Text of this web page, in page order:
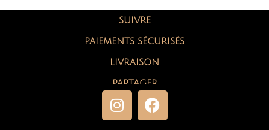
SUIVRE
PAIEMENTS SÉCURISÉS
LIVRAISON
PARTAGER